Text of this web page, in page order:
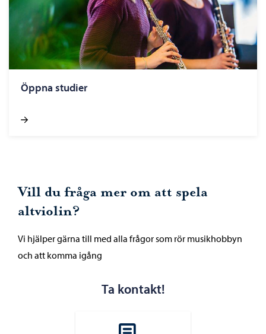
Öppna studier
Vill du fråga mer om att spela
altviolin?
Vi hjälper gärna till med alla frågor som rör musikhobbyn
och att komma igång
Ta kontakt!